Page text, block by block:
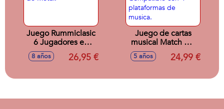
Juego Rummiclasic
6 Jugadores en
caja de Metal.
8 años 26,95 €
Juego de cartas
musical Match My
Beat Original. Mas
de 200 canciones.
plataformas de
5 años 24,99 €